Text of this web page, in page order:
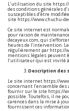
L’utilisation du site
des conditions générales
susceptibles d’être
site https://www.chuchu-
Ce site internet est
pour raison de
decayeux.com, qui
heures de l’intervention.
régulièrement par https://
mentions légales peuvent
l’utilisateur qui est invité à
Description des
Le site internet https://
concernant l’ensemble
fournir sur le site https://
possible. Toutefois, il ne
carences dans la mise à
fournissent ces